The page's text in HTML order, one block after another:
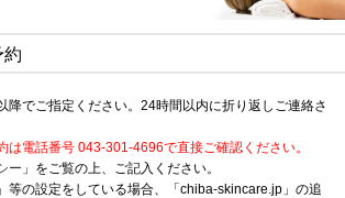
約
降でご指定ください。24時間以内に折り返しご連絡さ
は電話番号 043-301-4696で直接ご確認ください。
ー 」をご覧の上、ご記入ください。
等の設定をしている場合、「chiba-skincare.jp」の追